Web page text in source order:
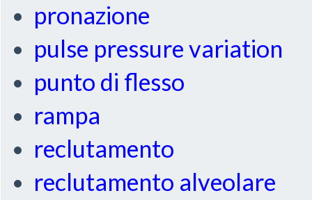
pronazione
pulse pressure variation
punto di flesso
rampa
reclutamento
reclutamento alveolare